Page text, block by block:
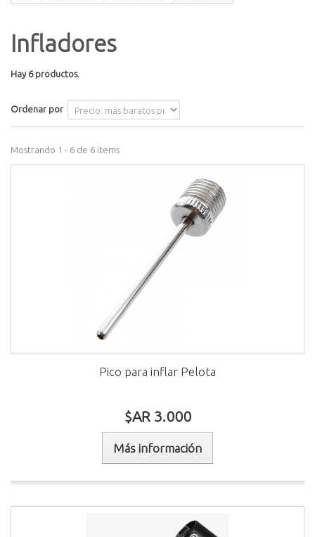
Infladores
Hay 6 productos.
Ordenar por
Mostrando 1 - 6 de 6 items
Pico para inflar Pelota
$AR 3.000
Más información